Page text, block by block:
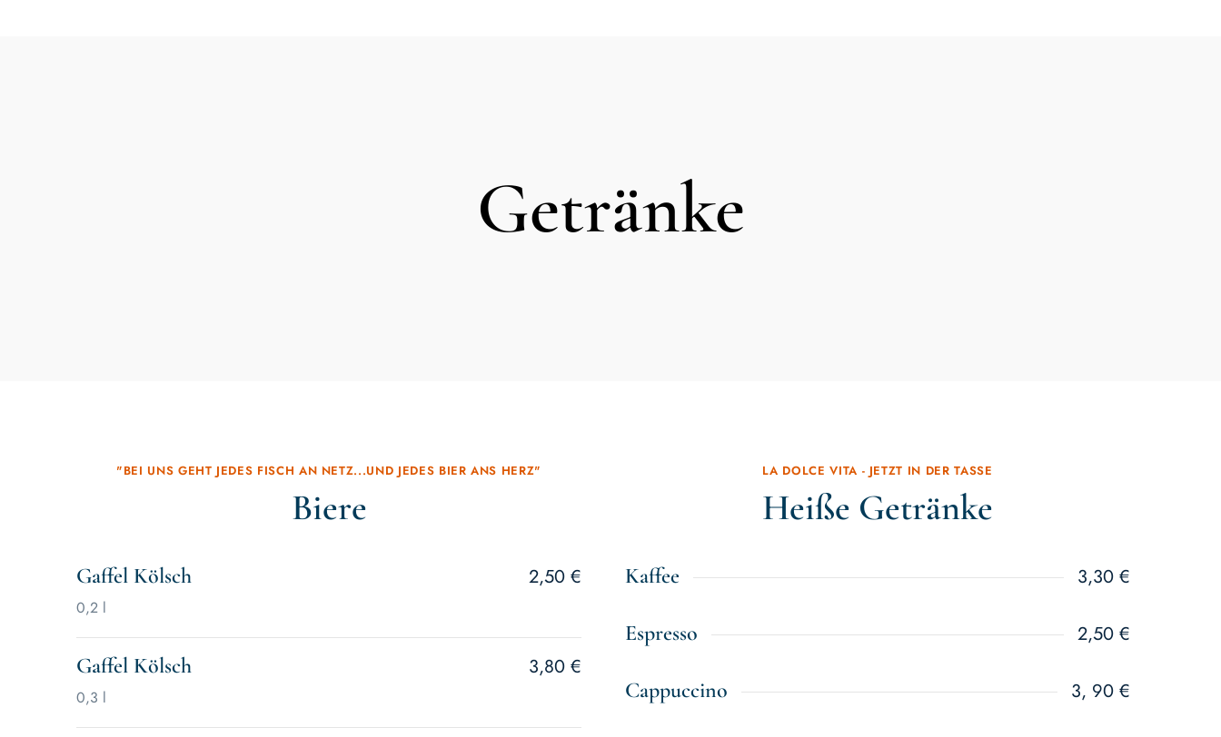
Getränke
"BEI UNS GEHT JEDES FISCH AN NETZ...UND JEDES BIER ANS HERZ"
Biere
Gaffel Kölsch 2,50 €
0,2 l
Gaffel Kölsch 3,80 €
0,3 l
LA DOLCE VITA - JETZT IN DER TASSE
Heiße Getränke
Kaffee 3,30 €
Espresso 2,50 €
Cappuccino 3, 90 €